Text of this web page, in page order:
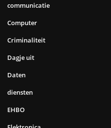
communicatie
Computer
Criminaliteit
Dagje uit
Daten
diensten
EHBO